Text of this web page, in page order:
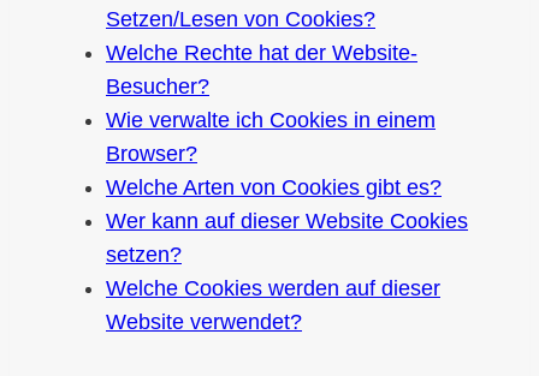
Setzen/Lesen von Cookies?
Welche Rechte hat der Website-
Besucher?
Wie verwalte ich Cookies in einem
Browser?
Welche Arten von Cookies gibt es?
Wer kann auf dieser Website Cookies
setzen?
Welche Cookies werden auf dieser
Website verwendet?